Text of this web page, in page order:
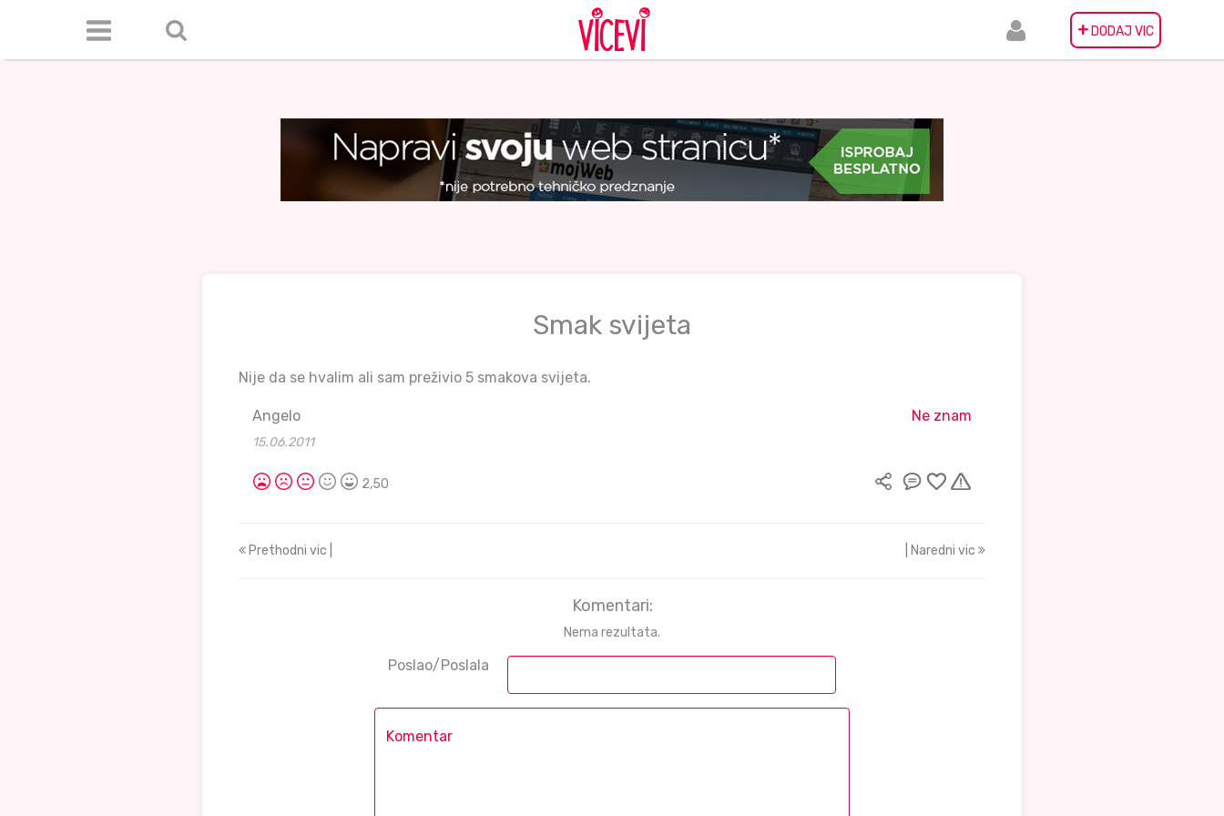
+ DODAJ VIC
Smak svijeta
Nije da se hvalim ali sam preživio 5 smakova svijeta.
Angelo
15.06.2011
Ne znam
2,50
Prethodni vic | | Naredni vic
Komentari:
Nema rezultata.
Poslao/Poslala